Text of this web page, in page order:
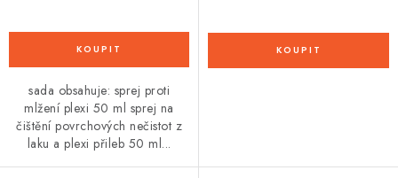
sada obsahuje: sprej proti
mlžení plexi 50 ml sprej na
čištění povrchových nečistot z
laku a plexi přileb 50 ml...